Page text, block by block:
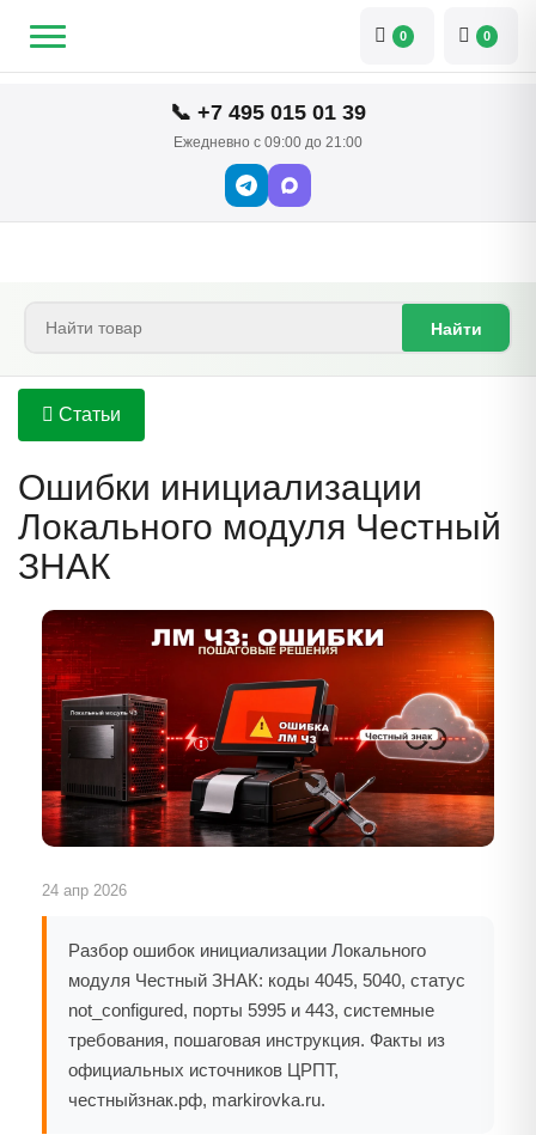
📞 +7 495 015 01 39
Ежедневно с 09:00 до 21:00
0 0
Найти
Статьи
Ошибки инициализации
Локального модуля Честный
ЗНАК
24 апр 2026
Разбор ошибок инициализации Локального
модуля Честный ЗНАК: коды 4045, 5040, статус
not_configured, порты 5995 и 443, системные
требования, пошаговая инструкция. Факты из
официальных источников ЦРПТ,
честныйзнак.рф, markirovka.ru.